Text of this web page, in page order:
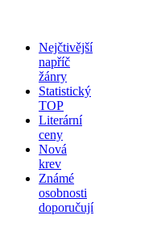
Nejčtivější
napříč
žánry
Statistický
TOP
Literární
ceny
Nová
krev
Známé
osobnosti
doporučují